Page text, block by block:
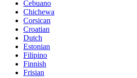
Cebuano
Chichewa
Corsican
Croatian
Dutch
Estonian
Filipino
Finnish
Frisian